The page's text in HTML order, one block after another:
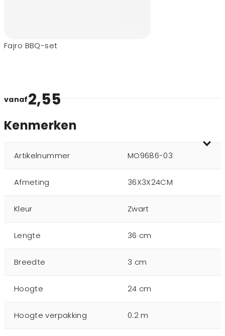
Fajro BBQ-set
vanaf2,55
Kenmerken
Artikelnummer MO9686-03
Afmeting 36X3X24CM
Kleur Zwart
Lengte 36 cm
Breedte 3 cm
Hoogte 24 cm
Hoogte verpakking 0.2 m